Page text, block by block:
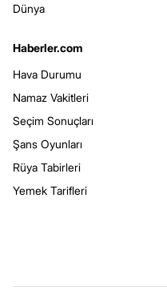
Dünya
Haberler.com
Hava Durumu
Namaz Vakitleri
Seçim Sonuçları
Şans Oyunları
Rüya Tabirleri
Yemek Tarifleri